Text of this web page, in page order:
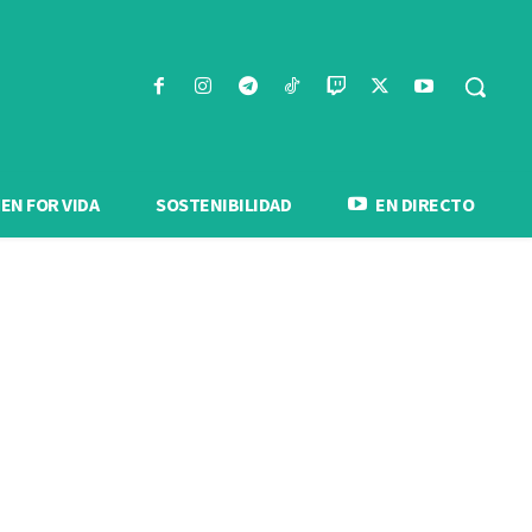
FOR VIDA SOSTENIBILIDAD EN DIRECTO